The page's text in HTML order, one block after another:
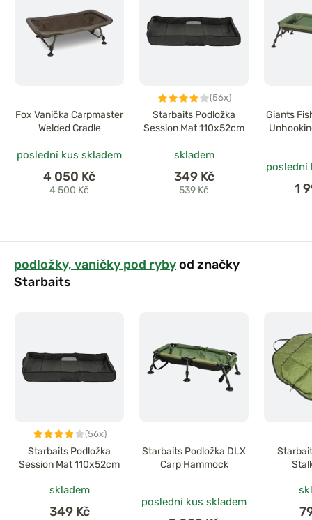
Fox Vanička Carpmaster
Welded Cradle
poslední kus skladem
4 050 Kč
4 500 Kč
(56x)
Starbaits Podložka
Session Mat 110x52cm
skladem
349 Kč
539 Kč
Giants
poslední
1
podložky, vaničky pod rybyod značky
Starbaits
(56x)
Starbaits Podložka
Session Mat 110x52cm
skladem
349 Kč
Starbaits Podložka DLX
Carp Hammock
poslední kus skladem